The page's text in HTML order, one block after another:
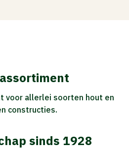
voor allerlei soorten hout en
constructies.
sinds 1928